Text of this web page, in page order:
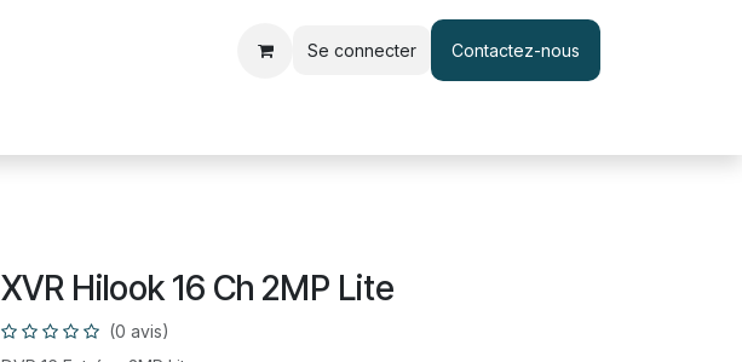
Se connecter Contactez-nous
XVR Hilook 16 Ch 2MP Lite
(0 avis)